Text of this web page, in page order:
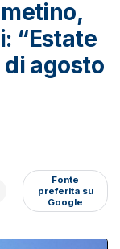
“Estate
agosto
Fonte
preferita su
Google